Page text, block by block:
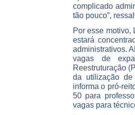
complicado
tão pouco”,
Por esse motivo,
estará
administrativos.
vagas de
Reestruturação
da utilização de
informa o pró-
50 para
vagas para